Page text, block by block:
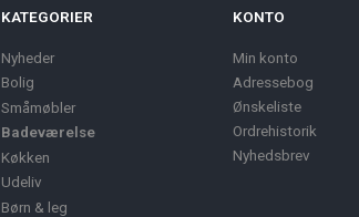
KATEGORIER
Nyheder
Bolig
Småmøbler
Badeværelse
Køkken
Udeliv
Børn & leg
KONTO
Min konto
Adressebog
Ønskeliste
Ordrehistorik
Nyhedsbrev